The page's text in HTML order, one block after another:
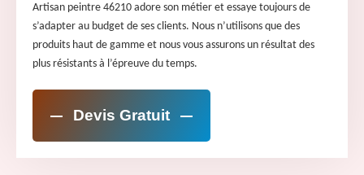
Artisan peintre 46210 adore son métier et essaye toujours de
s’adapter au budget de ses clients. Nous n’utilisons que des
produits haut de gamme et nous vous assurons un résultat des
plus résistants à l’épreuve du temps.
Devis Gratuit